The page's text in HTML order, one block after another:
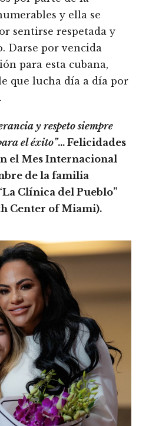
y ella se
sentirse respetada y
Darse por vencida
para esta cubana,
que lucha día a día por
y respeto siempre
el éxito”… Felicidades
el Mes Internacional
de la familia
Clínica del Pueblo”
Center of Miami).